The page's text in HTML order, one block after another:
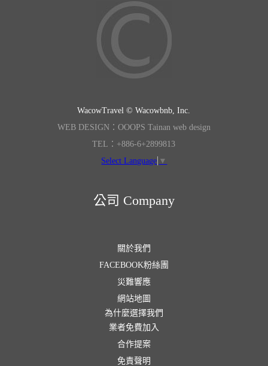
WacowTravel © Wacowbnb, Inc.
WEB DESIGN：OOOPS Tainan web design
TEL：+886-6+2899813
Select Language ▼
公司 Company
關於我們
FACEBOOK粉絲團
災難響應
網站地圖
為什麼選擇我們
業者免費加入
合作提案
免責聲明